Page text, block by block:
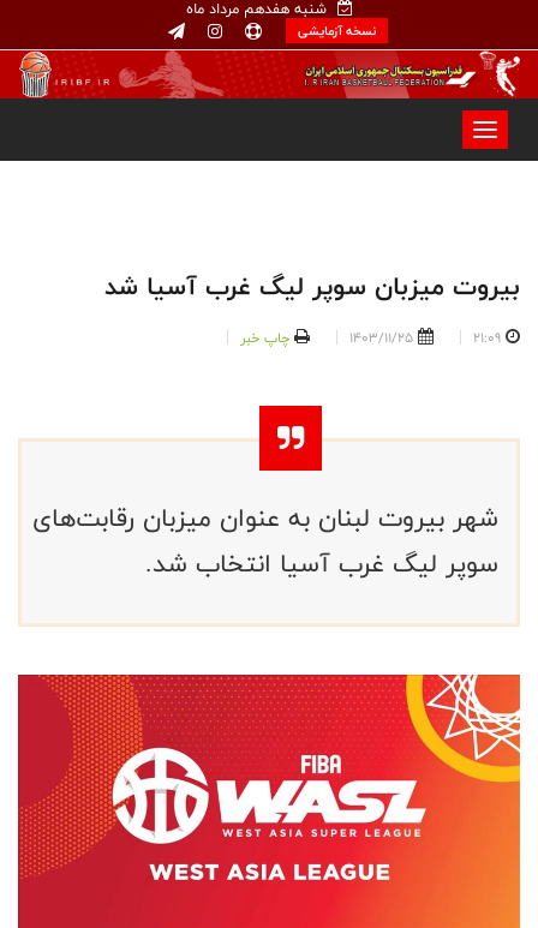
شنبه هفدهم مرداد ماه
نسخه آزمایشی
بیروت میزبان سوپر لیگ غرب آسیا شد
21:09
1403/11/25 چاپ خبر
شهر بیروت لبنان به عنوان میزبان رقابت‌های
سوپر لیگ غرب آسیا انتخاب شد.